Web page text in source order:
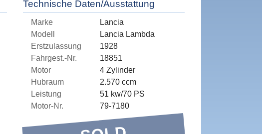
Technische Daten/Ausstattung
Marke
Lancia
Modell
Lancia Lambda
Erstzulassung
1928
Fahrgest.-Nr.
18851
Motor
4 Zylinder
Hubraum
2.570 ccm
Leistung
51 kw/70 PS
Motor-Nr.
79-7180